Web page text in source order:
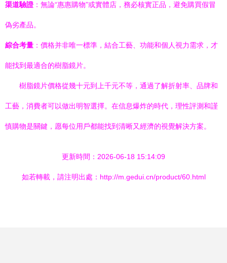
渠道驗證：無論“惠惠購物”或實體店，務必核實正品，避免購買假冒
偽劣產品。
綜合考量 ：價格并非唯一標準，結合工藝、功能和個人視力需求，才
能找到最適合的樹脂鏡片。
樹脂鏡片價格從幾十元到上千元不等，通過了解折射率、品牌和
工藝，消費者可以做出明智選擇。在信息爆炸的時代，理性評測和謹
慎購物是關鍵，愿每位用戶都能找到清晰又經濟的視覺解決方案。
更新時間：2026-06-18 15:14:09
如若轉載，請注明出處：http://m.gedui.cn/product/60.html